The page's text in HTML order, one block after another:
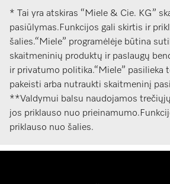
* Tai yra atskiras “Miele & Cie. KG”
pasiūlymas.Funkcijos gali skirtis ir
šalies.“Miele” programėlėje būtina
skaitmeninių produktų ir paslaugų
ir privatumo politika.“Miele” pasilieka
pakeisti arba nutraukti skaitmeninį
**Valdymui balsu naudojamos
jos priklauso nuo
priklauso nuo šalies.